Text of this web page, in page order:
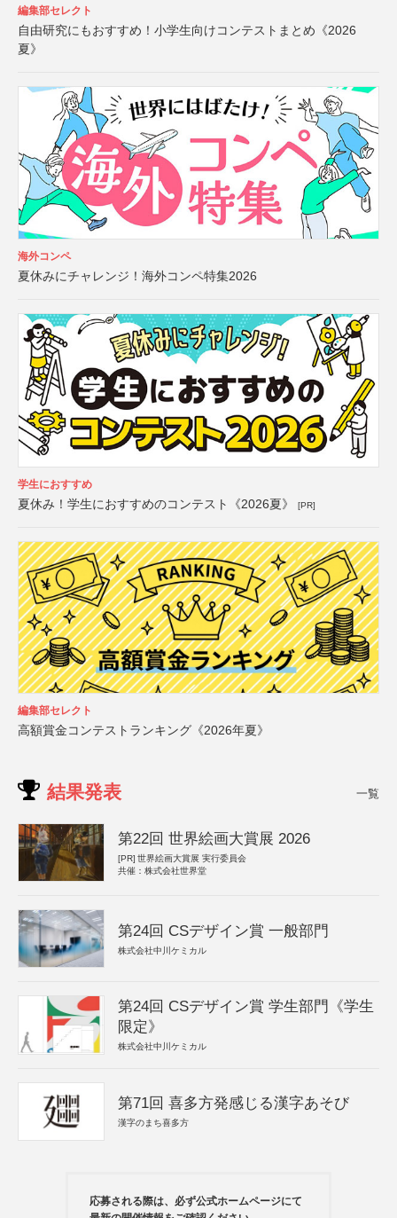
編集部セレクト
自由研究にもおすすめ！小学生向けコンテストまとめ《2026
夏》
海外コンペ
夏休みにチャレンジ！海外コンペ特集2026
学生におすすめ
夏休み！学生におすすめのコンテスト《2026夏》 [PR]
編集部セレクト
高額賞金コンテストランキング《2026年夏》
結果発表 一覧
第22回 世界絵画大賞展 2026
[PR] 世界絵画大賞展 実行委員会
共催：株式会社世界堂
第24回 CSデザイン賞 一般部門
株式会社中川ケミカル
第24回 CSデザイン賞 学生部門《学生
限定》
株式会社中川ケミカル
第71回 喜多方発感じる漢字あそび
漢字のまち喜多方
応募される際は、必ず公式ホームページにて